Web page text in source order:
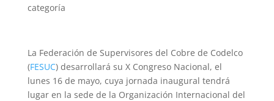
categoría
La Federación de Supervisores del Cobre de Codelco
(FESUC) desarrollará su X Congreso Nacional, el
lunes 16 de mayo, cuya jornada inaugural tendrá
lugar en la sede de la Organización Internacional del